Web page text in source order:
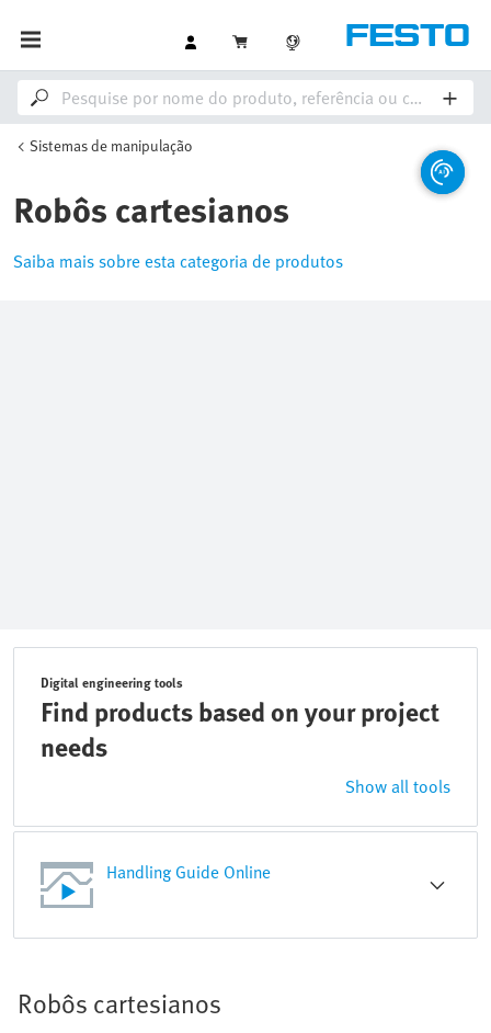
Sistemas de manipulação
Robôs cartesianos
Saiba mais sobre esta categoria de produtos
Digital engineering tools
Find products based on your project
needs
Show all tools
Handling Guide Online
Robôs cartesianos